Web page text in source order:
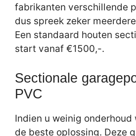
fabrikanten verschillende
dus spreek zeker
Een standaard houten
start vanaf €1500,-.
Sectionale
PVC
Indien u weinig onderhoud
de beste oplossing. Deze